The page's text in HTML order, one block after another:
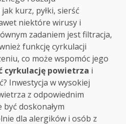
kurz, pyłki, sierść
niektóre wirusy i
zadaniem jest filtracja,
funkcję cyrkulacji
co może wspomóc jego
cyrkulację powietrza i
Inwestycja w wysokiej
z odpowiednim
doskonałym
dla alergików i osób z